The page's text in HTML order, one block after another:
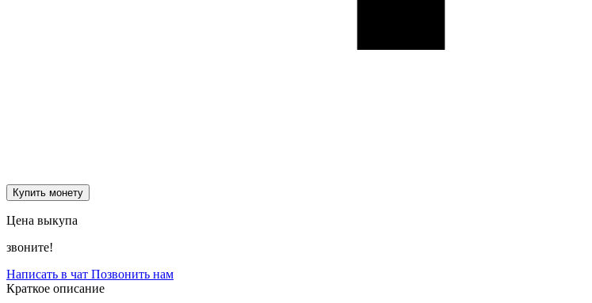
Купить монету
Цена выкупа
звоните!
Написать в чат Позвонить нам
Краткое описание